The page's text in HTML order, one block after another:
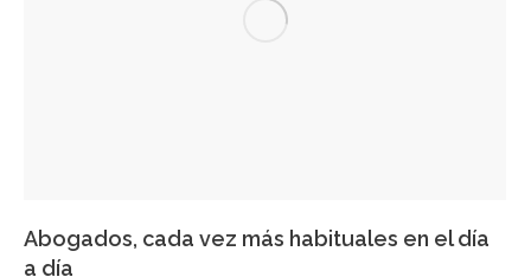
Abogados, cada vez más habituales en el día
a día